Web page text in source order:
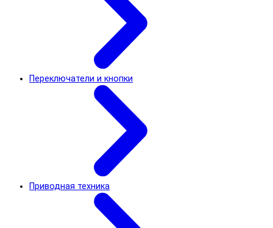
Переключатели и кнопки
Приводная техника